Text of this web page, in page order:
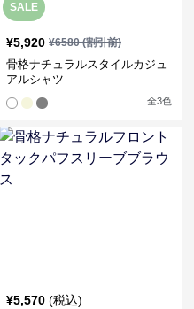
SALE
¥5,920 ¥6580(割引前)
骨格ナチュラルスタイルカジュ
アルシャツ
全3色
¥5,570 (税込)